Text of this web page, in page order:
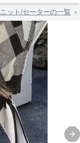
ニット/セーターの一覧 ›